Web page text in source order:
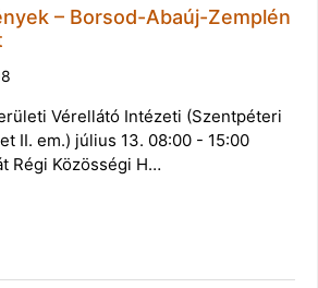
– Borsod-Abaúj-Zemplén
Vérellátó Intézeti (Szentpéteri
II. em.) július 13. 08:00 - 15:00
Régi Közösségi H…